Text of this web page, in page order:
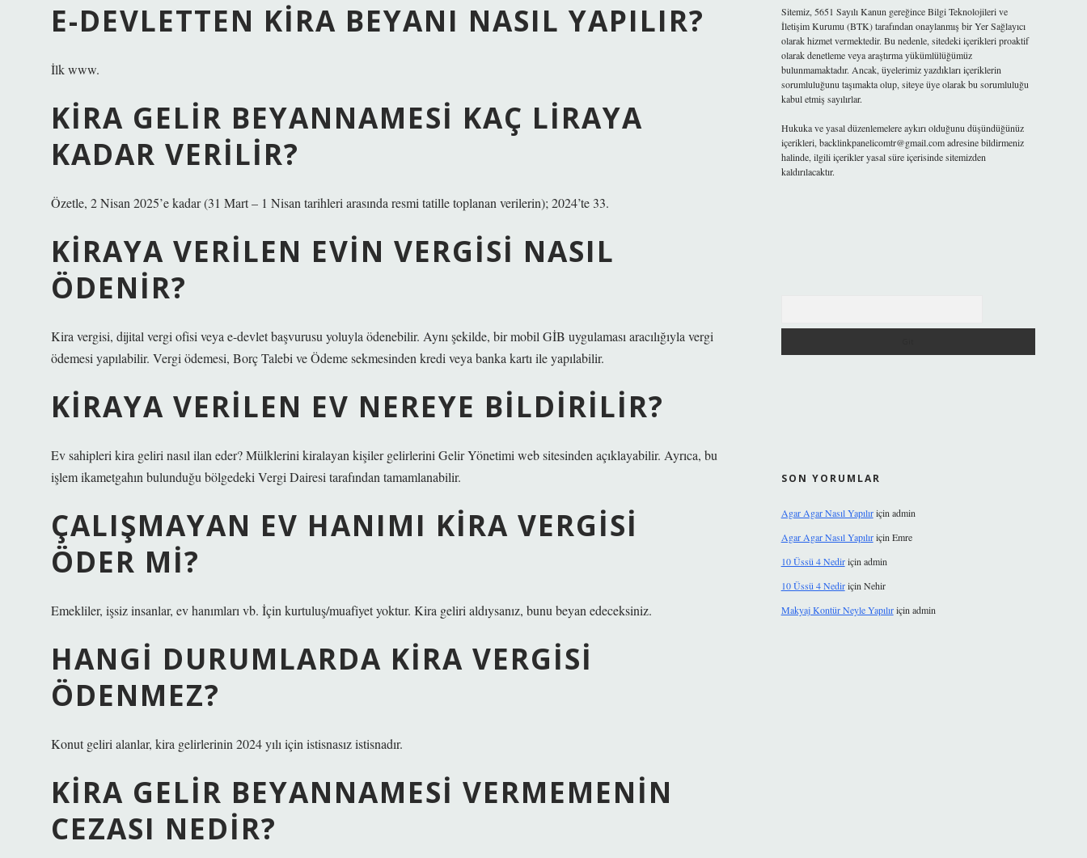
E-DEVLETTEN KIRA BEYANI NASIL YAPILIR?
İlk www.
KIRA GELIR BEYANNAMESI KAÇ LIRAYA
KADAR VERILIR?
Özetle, 2 Nisan 2025’e kadar (31 Mart – 1 Nisan tarihleri ​​arasında resmi tatille toplanan verilerin); 2024’te 33.
KIRAYA VERILEN EVIN VERGISI NASIL
ÖDENIR?
Kira vergisi, dijital vergi ofisi veya e-devlet başvurusu yoluyla ödenebilir. Aynı şekilde, bir mobil GİB uygulaması aracılığıyla vergi
ödemesi yapılabilir. Vergi ödemesi, Borç Talebi ve Ödeme sekmesinden kredi veya banka kartı ile yapılabilir.
KIRAYA VERILEN EV NEREYE BILDIRILIR?
Ev sahipleri kira geliri nasıl ilan eder? Mülklerini kiralayan kişiler gelirlerini Gelir Yönetimi web sitesinden açıklayabilir. Ayrıca, bu
işlem ikametgahın bulunduğu bölgedeki Vergi Dairesi tarafından tamamlanabilir.
ÇALIŞMAYAN EV HANIMI KIRA VERGISI
ÖDER MI?
Emekliler, işsiz insanlar, ev hanımları vb. İçin kurtuluş/muafiyet yoktur. Kira geliri aldıysanız, bunu beyan edeceksiniz.
HANGI DURUMLARDA KIRA VERGISI
ÖDENMEZ?
Konut geliri alanlar, kira gelirlerinin 2024 yılı için istisnasız istisnadır.
KIRA GELIR BEYANNAMESI VERMEMENIN
CEZASI NEDIR?
Sitemiz, 5651 Sayılı Kanun gereğince Bilgi Teknolojileri ve
İletişim Kurumu (BTK) tarafından onaylanmış bir Yer Sağlayıcı
olarak hizmet vermektedir. Bu nedenle, sitedeki içerikleri proaktif
olarak denetleme veya araştırma yükümlülüğümüz
bulunmamaktadır. Ancak, üyelerimiz yazdıkları içeriklerin
sorumluluğunu taşımakta olup, siteye üye olarak bu sorumluluğu
kabul etmiş sayılırlar.
Hukuka ve yasal düzenlemelere aykırı olduğunu düşündüğünüz
içerikleri, backlinkpanelicomtr@gmail.comadresine bildirmeniz
halinde, ilgili içerikler yasal süre içerisinde sitemizden
kaldırılacaktır.
SON YORUMLAR
Agar Agar Nasıl Yapılıriçin admin
Agar Agar Nasıl Yapılıriçin Emre
10 Üssü 4 Nediriçin admin
10 Üssü 4 Nediriçin Nehir
Makyaj Kontür Neyle Yapılıriçin admin